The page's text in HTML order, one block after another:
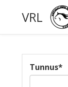
VRL
Tunnus*